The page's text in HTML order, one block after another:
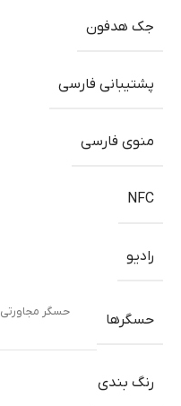
جک هدفون
پشتیبانی فارسی
منوی فارسی
NFC
رادیو
حسگرها حسگر مجاورتی
رنگ بندی